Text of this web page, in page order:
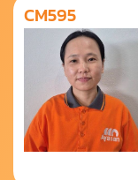
CM595